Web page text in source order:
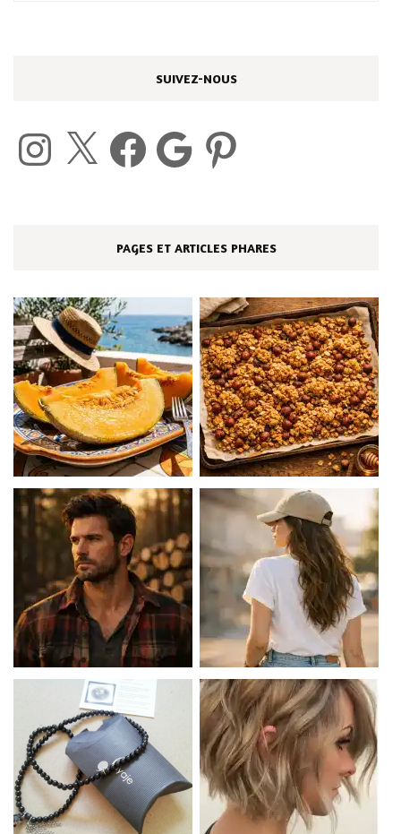
SUIVEZ-NOUS
Instagram Facebook Google Pinterest
PAGES ET ARTICLES PHARES